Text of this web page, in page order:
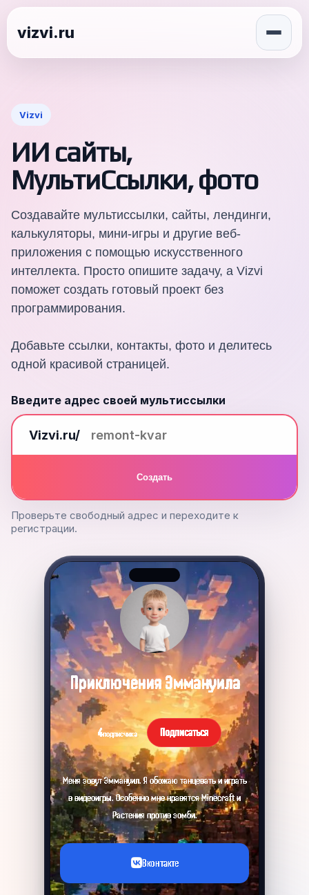
vizvi.ru
Vizvi
ИИ сайты,
МультиСсылки, фото
Создавайте мультиссылки, сайты, лендинги,
калькуляторы, мини-игры и другие веб-
приложения с помощью искусственного
интеллекта. Просто опишите задачу, а Vizvi
поможет создать готовый проект без
программирования.
Добавьте ссылки, контакты, фото и делитесь
одной красивой страницей.
Введите адрес своей мультиссылки
Vizvi.ru/
Создать
Проверьте свободный адрес и переходите к
регистрации.
Приключения Эммануила
4подписчика Подписаться
Меня зовут Эммануил. Я обожаю танцевать и играть
в видеоигры. Особенно мне нравятся Minecraft и
Растения против зомби.
Вконтакте